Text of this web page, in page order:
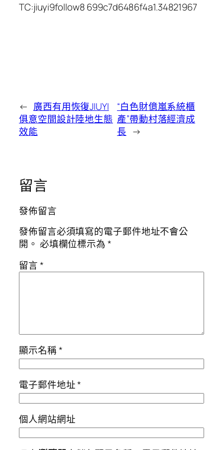
TC:jiuyi9follow8 699c7d6486f4a1.34821967
← 廣西有用恢復JIUYI
俱意空間設計陸地生態
效能
“白色財億嵐系統櫃
產”帶動村落經濟成
長 →
留言
發佈留言
發佈留言必須填寫的電子郵件地址不會公
開。 必填欄位標示為*
留言*
顯示名稱*
電子郵件地址*
個人網站網址